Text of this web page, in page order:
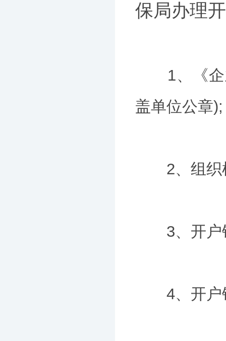
保局办理
1、《企
盖单位公章);
2、组织机
3、开户
4、开户银